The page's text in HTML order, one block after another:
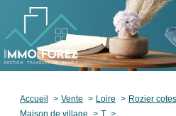
Accueil
0
Accueil Vente Loire
Rozier
Maison de village
T